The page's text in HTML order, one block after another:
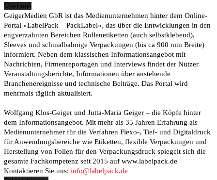
Über uns
GeigerMedien GbR ist das Medienunternehmen hinter dem Online-
Portal »LabelPack – PackLabel«, das über die Entwicklungen in den
engverzahnten Bereichen Rollenetiketten (auch selbstklebend),
Sleeves und schmalbahnige Verpackungen (bis ca 900 mm Breite)
informiert. Neben dem klassischen Informationsangebot mit
Nachrichten, Firmenreportagen und Interviews findet der Nutzer
Veranstaltungsberichte, Informationen über anstehende
Branchenereignisse und technische Beiträge. Das Portal wird
mehrmals täglich aktualisiert.
Wolfgang Klos-Geiger und Jutta-Maria Geiger – die Köpfe hinter
dem Informationsangebot. Mit mehr als 35 Jahren Erfahrung als
Medienunternehmer für die Verfahren Flexo-, Tief- und Digitaldruck
für Anwendungsbereiche wie Etiketten, flexible Verpackungen und
Herstellung von Folien für den Verpackungsdruck spiegelt sich die
gesamte Fachkompetenz seit 2015 auf www.labelpack.de
Kontaktieren Sie uns: info@labelpack.de